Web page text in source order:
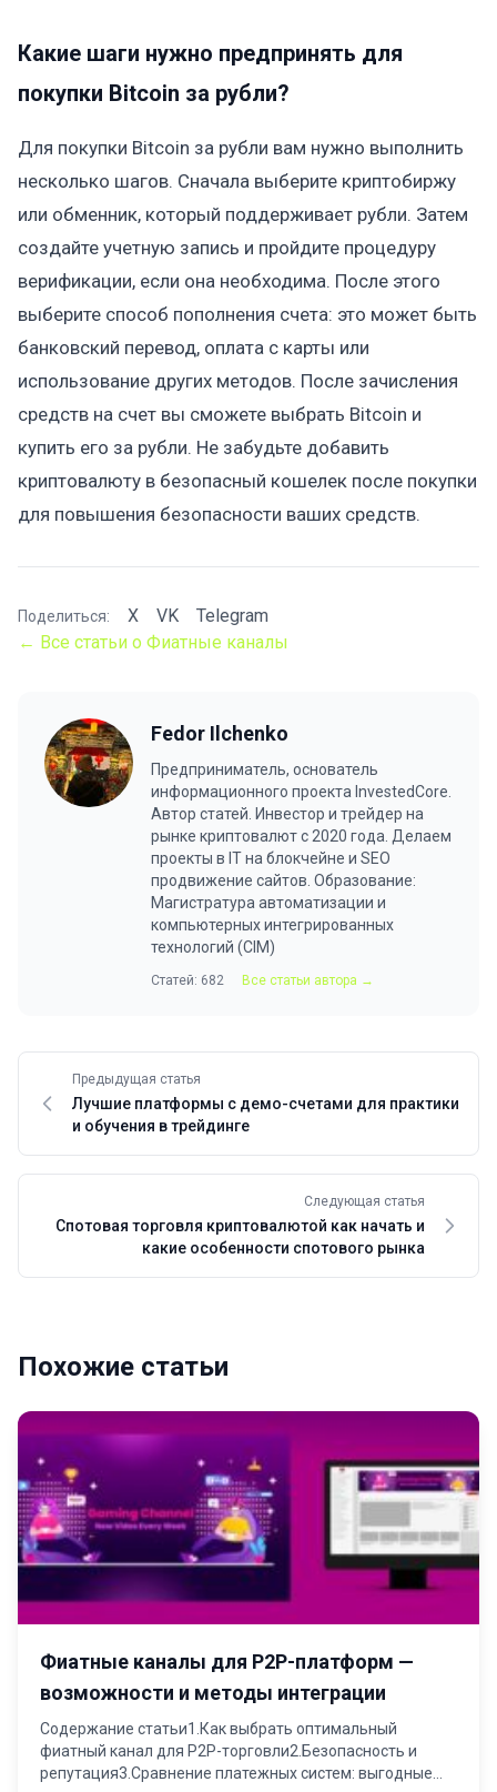
Какие шаги нужно предпринять для
покупки Bitcoin за рубли?
Для покупки Bitcoin за рубли вам нужно выполнить
несколько шагов. Сначала выберите криптобиржу
или обменник, который поддерживает рубли. Затем
создайте учетную запись и пройдите процедуру
верификации, если она необходима. После этого
выберите способ пополнения счета: это может быть
банковский перевод, оплата с карты или
использование других методов. После зачисления
средств на счет вы сможете выбрать Bitcoin и
купить его за рубли. Не забудьте добавить
криптовалюту в безопасный кошелек после покупки
для повышения безопасности ваших средств.
Поделиться: X VK
Telegram
← Все статьи о Фиатные каналы
Fedor Ilchenko
Предприниматель, основатель
информационного проекта InvestedCore.
Автор статей. Инвестор и трейдер на
рынке криптовалют с 2020 года. Делаем
проекты в IT на блокчейне и SEO
продвижение сайтов. Образование:
Магистратура автоматизации и
компьютерных интегрированных
технологий (CIM)
Статей: 682 Все статьи автора →
Предыдущая статья
Лучшие платформы с демо-счетами для практики
и обучения в трейдинге
Следующая статья
Спотовая торговля криптовалютой как начать и
какие особенности спотового рынка
Похожие статьи
Фиатные каналы для P2P-платформ —
возможности и методы интеграции
Содержание статьи1.Как выбрать оптимальный
фиатный канал для P2P-торговли2.Безопасность и
репутация3.Сравнение платежных систем: выгодные